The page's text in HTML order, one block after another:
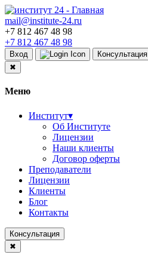
mail@institute-24.ru
+7 812 467 48 98
+7 812 467 48 98
Вход
Консультация
✖
Меню
Институт▾
Об Институте
Лицензии
Наши клиенты
Договор оферты
Преподаватели
Лицензии
Клиенты
Блог
Контакты
Консультация
✖